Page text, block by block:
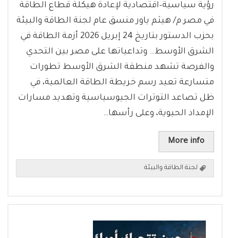
رؤية سياسية–اقتصادية لإعادة هيكلة قطاع الطاقة
في مصر م/ هيثم ياور منسق عام لجنة الطاقة والبيئة
بحزب الدستور بتاريخ 24 إبريل 2026 أزمة الطاقة في
الشرق الأوسط… وتداعياتها على مصر بين التحدي
والفرصة تشهد منطقة الشرق الأوسط تطورات
متسارعة تعيد رسم خريطة الطاقة العالمية، في
ظل تصاعد التوترات الجيوسياسية وتهديد مسارات
الإمداد الحيوية، وعلى رأسها…
More info
لجنة الطاقة والبيئة